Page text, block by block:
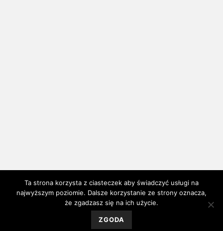
Gabinet Psychologiczny i Psychoterapeutyczny Psychosystem,
Ta strona korzysta z ciasteczek aby świadczyć usługi na
najwyższym poziomie. Dalsze korzystanie ze strony oznacza,
że zgadzasz się na ich użycie.
ZGODA